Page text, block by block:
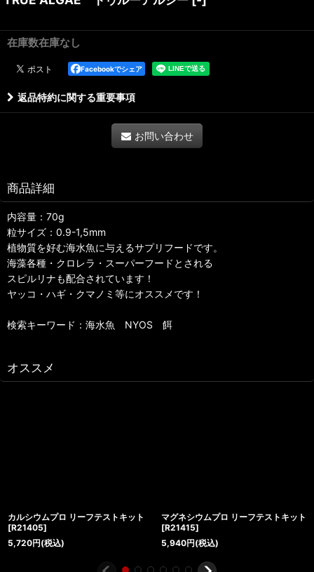
在庫数在庫なし
Facebookでシェア
返品特約に関する重要事項
お問い合わせ
商品詳細
内容量：70g
粒サイズ：0.9-1,5mm
植物質を好む海水魚に与えるサプリフードです。
海藻各種・クロレラ・スーパーフードとされる
スピルリナも配合されています！
ヤッコ・ハギ・クマノミ等にオススメです！
検索キーワード：海水魚 NYOS 餌
オススメ
カルシウムプロ リーフテストキット
[R21405]
5,720円(税込)
マグネシウムプロ リーフテストキット
[R21415]
5,940円(税込)